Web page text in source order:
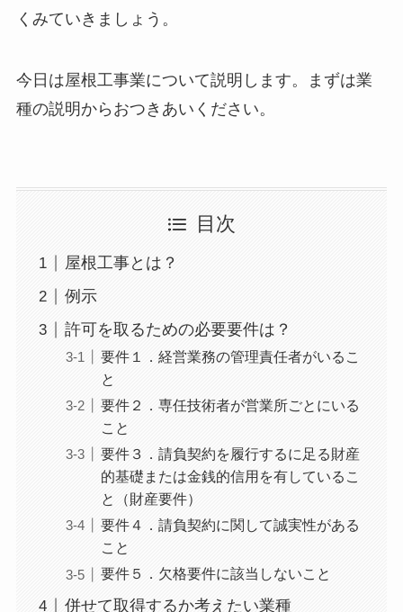
くみていきましょう。
今日は屋根工事業について説明します。まずは業
種の説明からおつきあいください。
目次
屋根工事とは？
例示
許可を取るための必要要件は？
要件１．経営業務の管理責任者がいるこ
と
要件２．専任技術者が営業所ごとにいる
こと
要件３．請負契約を履行するに足る財産
的基礎または金銭的信用を有しているこ
と（財産要件）
要件４．請負契約に関して誠実性がある
こと
要件５．欠格要件に該当しないこと
併せて取得するか考えたい業種